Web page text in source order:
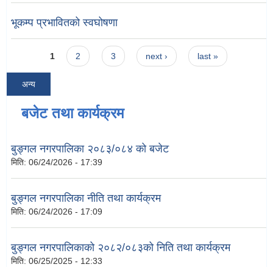
भूकम्प प्रभावितको स्वघोषणा
Pages
1 2 3 next › last »
अन्य
बजेट तथा कार्यक्रम
बुङ्गल नगरपालिका २०८३/०८४ को बजेट
मिति: 06/24/2026 - 17:39
बुङ्गल नगरपालिका नीति तथा कार्यक्रम
मिति: 06/24/2026 - 17:09
बुङ्गल नगरपालिकाको २०८२/०८३को निति तथा कार्यक्रम
मिति: 06/25/2025 - 12:33